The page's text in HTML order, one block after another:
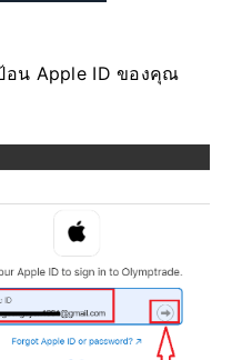
อน Apple ID ของคุณ